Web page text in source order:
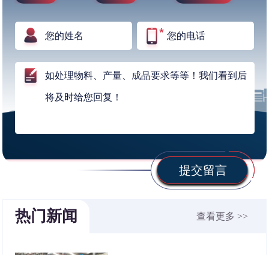
提交留言
热门新闻 查看更多 >>